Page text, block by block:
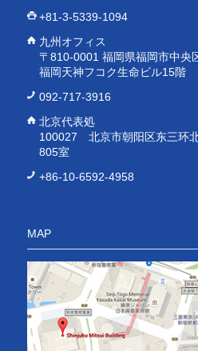
+81-3-5339-1094
九州オフィス
〒810-0001 福岡県福岡市中央
福岡天神フコク生命ビル15階
092-717-3916
北京代表処
100027 北京市朝阳区东三环
805室
+86-10-6592-4958
MAP